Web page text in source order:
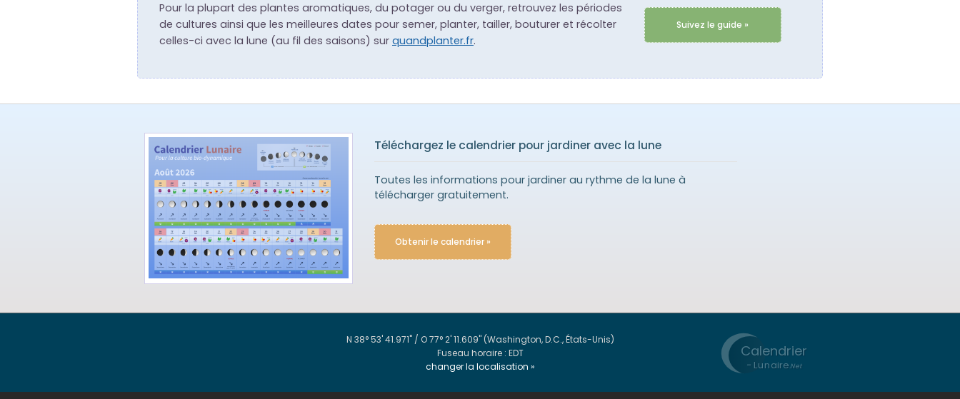
Pour la plupart des plantes aromatiques, du potager ou du verger, retrouvez les périodes
de cultures ainsi que les meilleures dates pour semer, planter, tailler, bouturer et récolter
celles-ci avec la lune (au fil des saisons) sur quandplanter.fr.
Suivez le guide »
Téléchargez le calendrier pour jardiner avec la lune
Toutes les informations pour jardiner au rythme de la lune à
télécharger gratuitement.
Obtenir le calendrier »
Calendrier
- Lunaire.Net
N 38° 53' 41.971" / O 77° 2' 11.609" (Washington, D.C., États-Unis)
Fuseau horaire : EDT
changer la localisation »